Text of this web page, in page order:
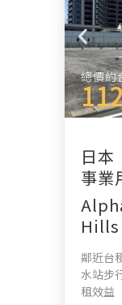
總價約
日本
事業
鄰近台
水站步
租效益